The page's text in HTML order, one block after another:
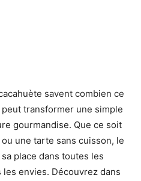
savent combien ce
transformer une simple
gourmandise. Que ce soit
une tarte sans cuisson, le
place dans toutes les
les envies. Découvrez dans